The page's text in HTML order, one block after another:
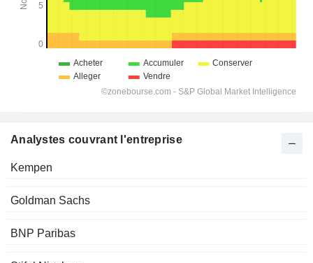
Analystes couvrant l'entreprise
Kempen
Goldman Sachs
BNP Paribas